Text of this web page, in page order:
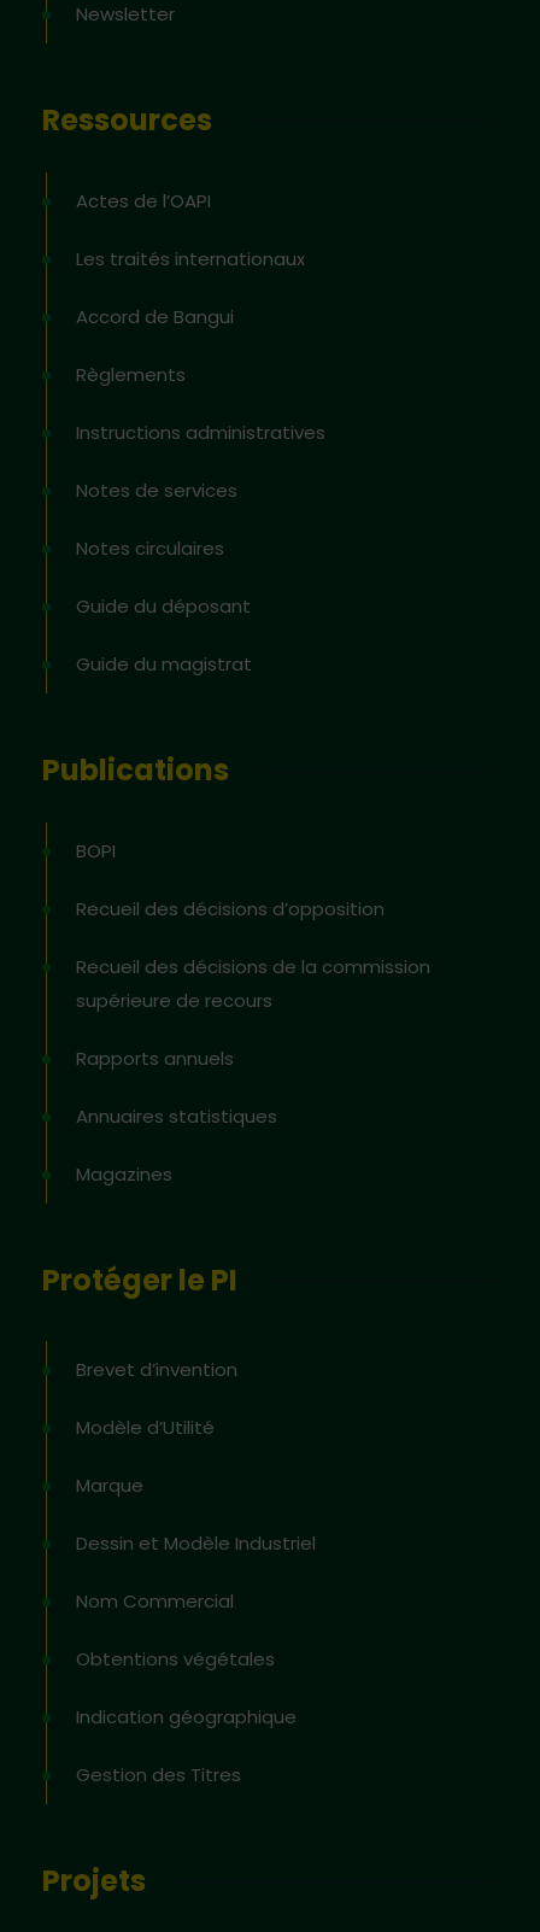
Newsletter
Ressources
Actes de l’OAPI
Les traités internationaux
Accord de Bangui
Règlements
Instructions administratives
Notes de services
Notes circulaires
Guide du déposant
Guide du magistrat
Publications
BOPI
Recueil des décisions d’opposition
Recueil des décisions de la commission
supérieure de recours
Rapports annuels
Annuaires statistiques
Magazines
Protéger le PI
Brevet d’invention
Modèle d’Utilité
Marque
Dessin et Modèle Industriel
Nom Commercial
Obtentions végétales
Indication géographique
Gestion des Titres
Projets